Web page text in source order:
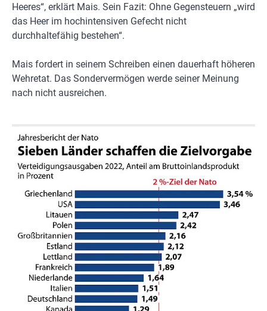
Heeres“, erklärt Mais. Sein Fazit: Ohne Gegensteuern „wird
das Heer im hochintensiven Gefecht nicht
durchhaltefähig bestehen“.
Mais fordert in seinem Schreiben einen dauerhaft höheren
Wehretat. Das Sondervermögen werde seiner Meinung
nach nicht ausreichen.